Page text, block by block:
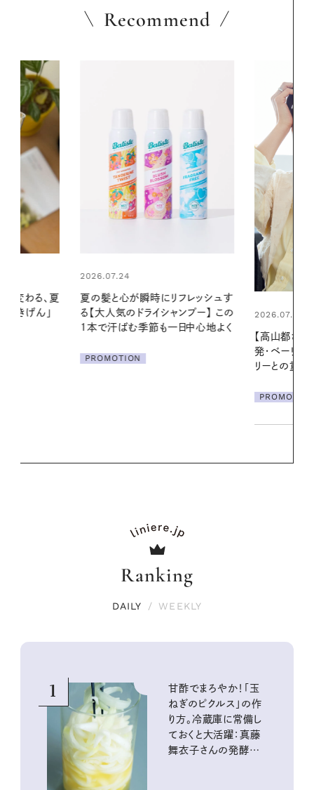
Recommend
レッシュす
プー】 この
2026.07.21
リーとの重ねづけも素敵な大人の
2026.06.01
やりジェルと
ア
Ranking
DAILY / WEEKLY
1
甘酢でまろやか！「玉
ねぎのピクルス」の作
り方。冷蔵庫に常備し
ておくと大活躍：真藤
舞衣子さんの発酵と